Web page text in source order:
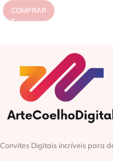
COMPRAR
Convites Digitais incríveis para